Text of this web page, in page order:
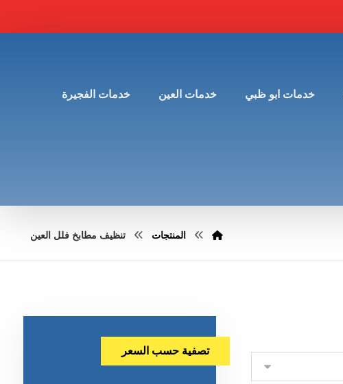
خدمات ابو ظبي خدمات العين خدمات الفجيرة
المنتجات تنظيف مطابخ فلل العين
تصفية حسب السعر